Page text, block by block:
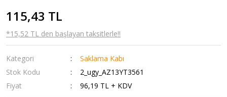
115,43 TL
*15,52 TL den başlayan taksitlerle!!
Kategori
Saklama Kabı
Stok Kodu
2_ugy_AZ13YT3561
Fiyat
96,19 TL + KDV